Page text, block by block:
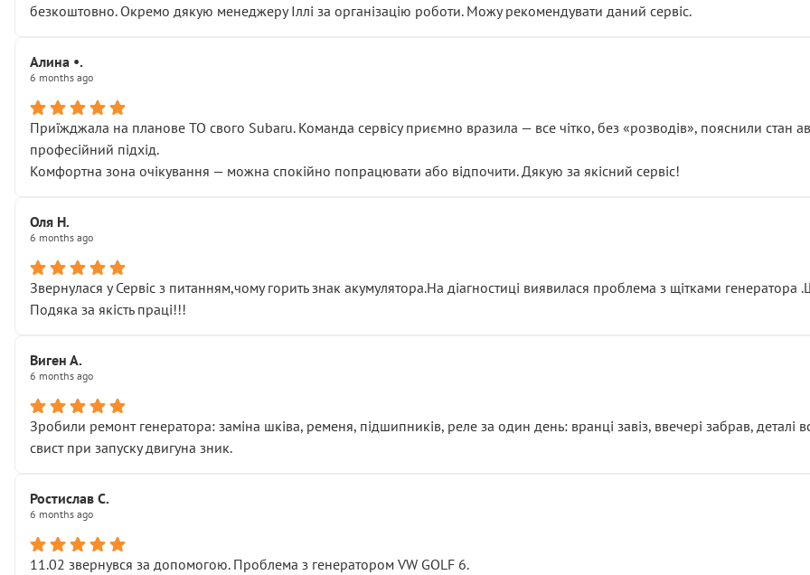
безкоштовно. Окремо дякую менеджеру Іллі за організацію роботи. Можу рекомендувати даний сервіс.
Алина •.
6 months ago
Приїжджала на планове ТО свого Subaru. Команда сервісу приємно вразила — все чітко, без «розводів», пояснили стан
професійний підхід.
Комфортна зона очікування — можна спокійно попрацювати або відпочити. Дякую за якісний сервіс!
Оля Н.
6 months ago
Звернулася у Сервіс з питанням,чому горить знак акумулятора.На діагностиці виявилася проблема з щітками
Подяка за якість праці!!!
Виген А.
6 months ago
Зробили ремонт генератора: заміна шківа, ременя, підшипників, реле за один день: вранці завіз, ввечері забрав, деталі
свист при запуску двигуна зник.
Ростислав С.
6 months ago
11.02 звернувся за допомогою. Проблема з генератором VW GOLF 6.